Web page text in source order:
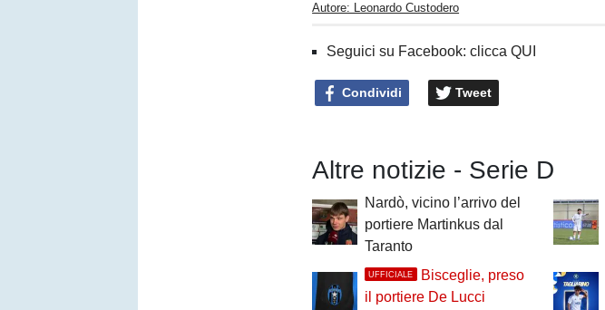
Autore: Leonardo Custodero
Seguici su Facebook: clicca QUI
Condividi Tweet
Altre notizie - Serie D
Nardò, vicino l’arrivo del
portiere Martinkus dal
Taranto
UFFICIALE
Bisceglie, preso
il portiere De Lucci